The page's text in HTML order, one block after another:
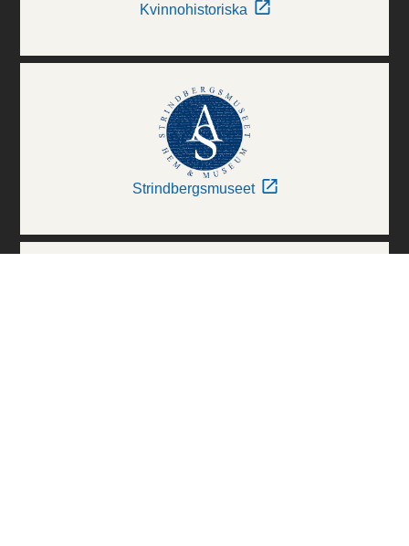
Kvinnohistoriska
Strindbergsmuseet